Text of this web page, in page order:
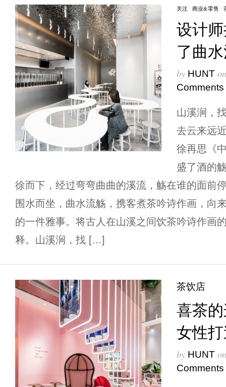
关注 / 商业&零售 /
设计
了曲
by HUNT
Comments
山溪涧，
去云来
徐再思《
盛了酒的
徐而下，经过弯弯曲曲的溪流，觞在谁的面前
围水而坐，曲水流觞，携客煮茶吟诗作画，向
的一件雅事。将古人在山溪之间饮茶吟诗作画
释。山溪涧，找 […]
茶饮店
喜茶
女性
by HUNT
Comments